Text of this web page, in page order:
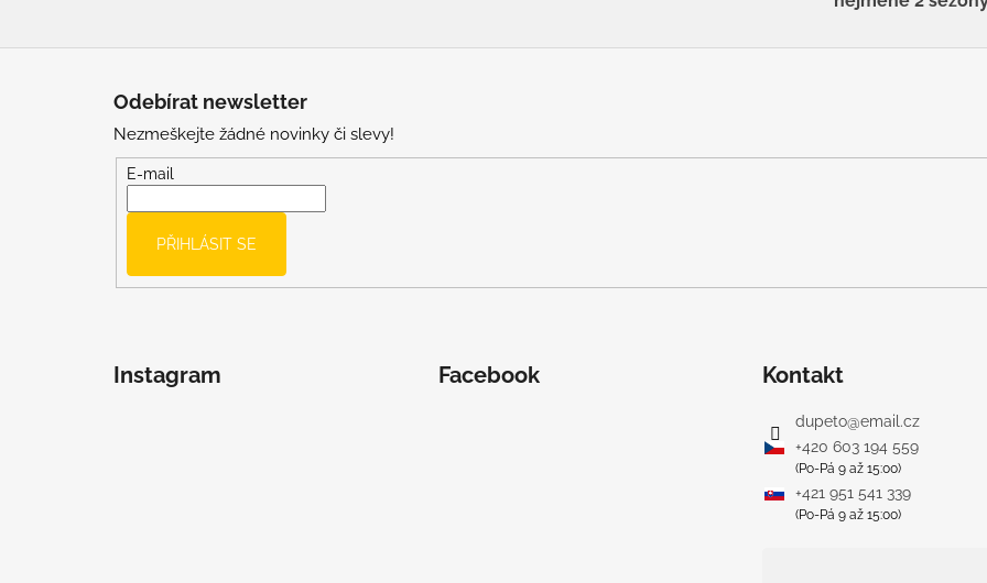
Odebírat newsletter
Nezmeškejte žádné novinky či slevy!
E-mail
PŘIHLÁSIT SE
Instagram Facebook Kontakt
dupeto@email.cz
+420 603 194 559
(Po-Pá 9 až 15:00)
+421 951 541 339
(Po-Pá 9 až 15:00)